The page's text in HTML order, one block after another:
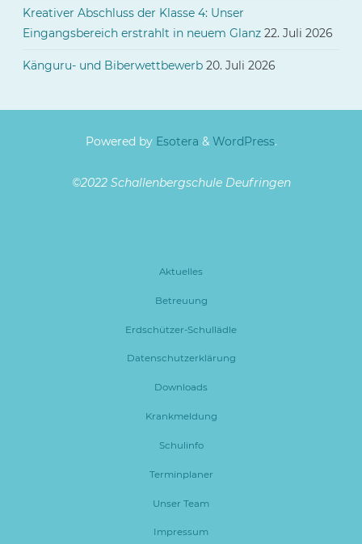
Kreativer Abschluss der Klasse 4: Unser
Eingangsbereich erstrahlt in neuem Glanz 22. Juli 2026
Känguru- und Biberwettbewerb 20. Juli 2026
Powered byEsotera & WordPress.
©2022 Schallenbergschule Deufringen
Aktuelles
Betreuung
Erdschützer-Schullädle
Datenschutzerklärung
Downloads
Krankmeldung
Schulinfo
Terminplaner
Unser Team
Impressum